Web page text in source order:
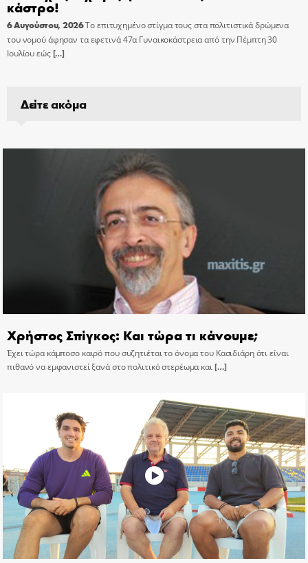
κάστρο!
6 Αυγούστου, 2026Το επιτυχημένο στίγμα τους στα πολιτιστικά δρώμενα
του νομού άφησαν τα εφετινά 47α Γυναικοκάστρεια από την Πέμπτη 30
Ιουλίου εώς[…]
Δείτε ακόμα
Χρήστος Σπίγκος: Και τώρα τι κάνουμε;
Έχει τώρα κάμποσο καιρό που συζητιέται το όνομα του Κασιδιάρη ότι είναι
πιθανό να εμφανιστεί ξανά στο πολιτικό στερέωμα και[…]